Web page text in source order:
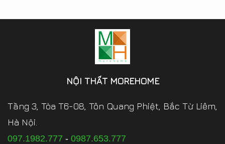
NỘI THẤT MOREHOME
Tầng 3, Tòa T6-08, Tôn Quang Phiệt, Bắc Từ Liêm,
Hà Nội.
097.1982.777 - 0987.653.777